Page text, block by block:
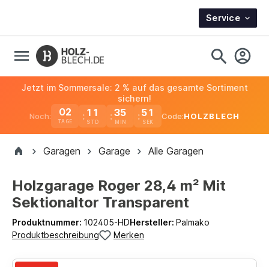
Service
Noch: 02
TAGE
11 35 51
Jetzt im Sommersale: 2 % auf das gesamte Sortiment
sichern!
Code:HOLZBLECH
Garagen Garage Alle Garagen
Holzgarage Roger 28,4 m² Mit
Sektionaltor Transparent
Produktnummer: 102405-HDHersteller: Palmako
Produktbeschreibung
Merken